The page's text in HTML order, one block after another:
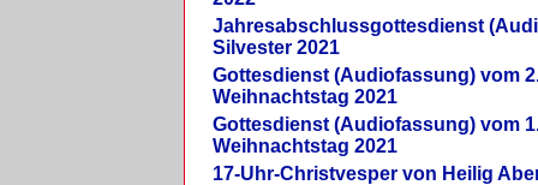
Jahresabschlussgottesdienst
Silvester 2021
Gottesdienst (Audiofassung) vom
Weihnachtstag 2021
Gottesdienst (Audiofassung) vom
Weihnachtstag 2021
17-Uhr-Christvesper von Heilig